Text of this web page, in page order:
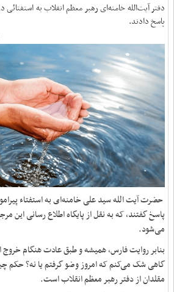
دفتر آیت‌الله خامنه‌ای رهبر معظم انقلاب به
پاسخ دادند.
حضرت آیت الله سید علی خامنه‌ای به استفتاء
پاسخ گفتند، که به نقل از پایگاه اطلاع رسانی این
می‌شود.
بنابر روایت فارس، همیشه و طبق عادت هنگام
گاهی شک می‌کنم که امروز وضو گرفتم یا نه؟ حکم
مقلدان از دفتر رهبر معظم انقلاب است.